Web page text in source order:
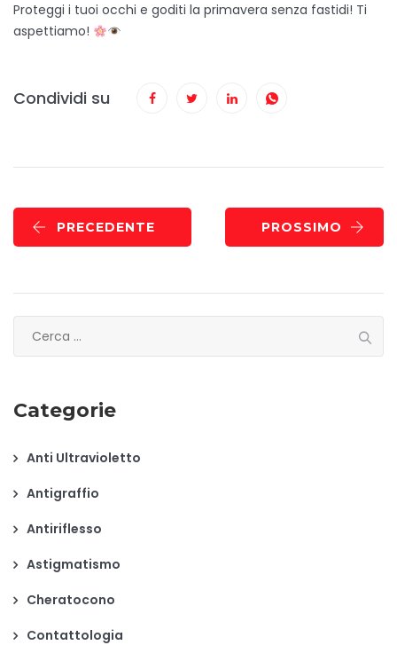
Proteggi i tuoi occhi e goditi la primavera senza fastidi! Ti
aspettiamo!
Condividi su
PRECEDENTE PROSSIMO
Categorie
Anti Ultravioletto
Antigraffio
Antiriflesso
Astigmatismo
Cheratocono
Contattologia